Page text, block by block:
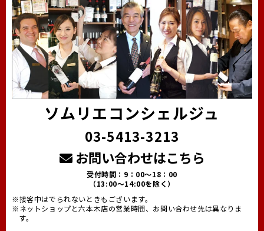
ソムリエコンシェルジュ
03-5413-3213
お問い合わせはこちら
受付時間：9：00～18：00
（13:00～14:00を除く）
※接客中はでられないときもございます。
※ネットショップと六本木店の営業時間、お問い合わせ先は異なりま
す。